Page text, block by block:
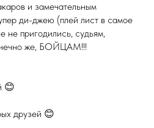
и замечательным
ди-джею (плей лист в самое
не пригодились, судьям,
же, БОЙЦАМ!!!
😊
друзей 😊